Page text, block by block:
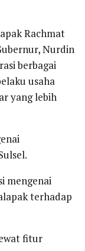
Rachmat
Nurdin
berbagai
usaha
yang lebih
mengenai
terhadap
fitur